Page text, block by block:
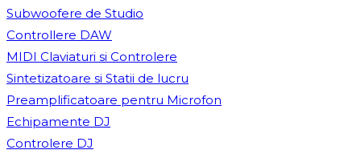
Subwoofere de Studio
Controllere DAW
MIDI Claviaturi si Controlere
Sintetizatoare si Statii de lucru
Preamplificatoare pentru Microfon
Echipamente DJ
Controlere DJ